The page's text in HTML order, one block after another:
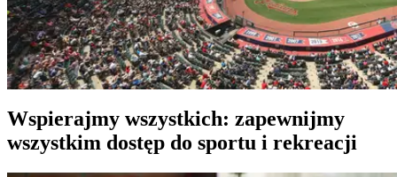
Wspierajmy wszystkich: zapewnijmy
wszystkim dostęp do sportu i rekreacji